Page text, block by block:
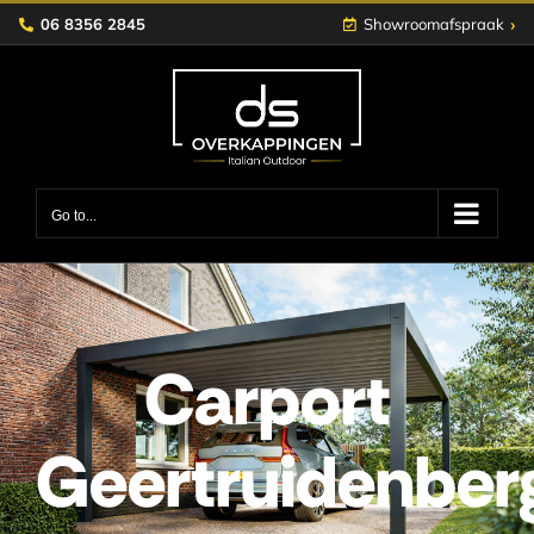
Skip
to
06 8356 2845 Showroomafspraak ›
Go to...
Carport